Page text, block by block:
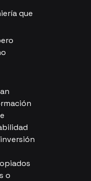
que
o